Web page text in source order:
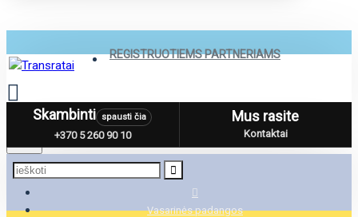
REGISTRUOTIEMS PARTNERIAMS
MenuSkambinti spausti čia
+370 5 260 90 10
Mus rasite
Kontaktai
Vasarinės padangos